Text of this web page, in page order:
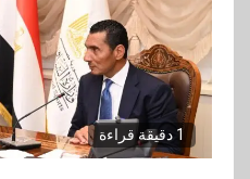
1 دقيقة قراءة